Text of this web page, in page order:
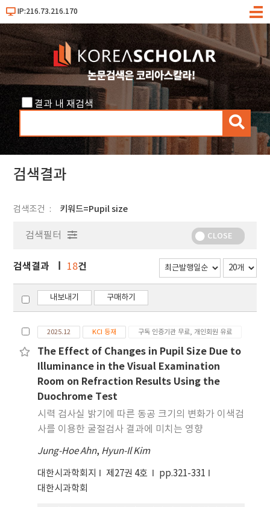
IP:216.73.216.170
메
결과 내 재검색
검
색
검색결과
검색조건 키워드=Pupil size
검색필터 CLOSE
검색결과 18건
내보내기 구매하기
2025.12 KCI 등재 구독 인증기관 무료, 개인회원 유료
The Effect of Changes in Pupil Size Due to
Illuminance in the Visual Examination
Room on Refraction Results Using the
Duochrome Test
시력 검사실 밝기에 따른 동공 크기의 변화가 이색검
사를 이용한 굴절검사 결과에 미치는 영향
Jung-Hoe Ahn, Hyun-Il Kim
대한시과학회지 제27권 4호
pp.321-331
대한시과학회